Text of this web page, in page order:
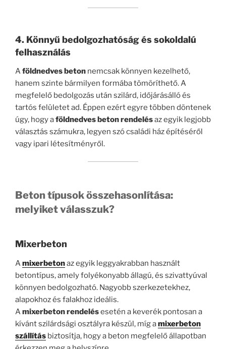
4. Könnyű bedolgozhatóság és sokoldalú
felhasználás
Aföldnedves beton nemcsak könnyen kezelhető,
hanem szinte bármilyen formába tömöríthető. A
megfelelő bedolgozás után szilárd, időjárásálló és
tartós felületet ad. Éppen ezért egyre többen döntenek
úgy, hogy aföldnedves beton rendelésaz egyik legjobb
választás számukra, legyen szó családi ház építéséről
vagy ipari létesítményről.
Beton típusok összehasonlítása:
melyiket válasszuk?
Mixerbeton
Amixerbetonaz egyik leggyakrabban használt
betontípus, amely folyékonyabb állagú, és szivattyúval
könnyen bedolgozható. Nagyobb szerkezetekhez,
alapokhoz és falakhoz ideális.
Amixerbeton rendelésesetén a keverék pontosan a
kívánt szilárdsági osztályra készül, míg amixerbeton
szállítás biztosítja, hogy a beton megfelelő állapotban